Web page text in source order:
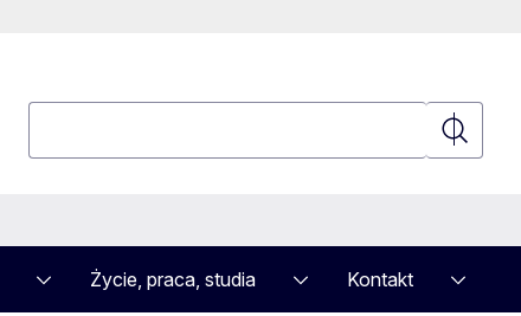
Życie, praca, studia Kontakt